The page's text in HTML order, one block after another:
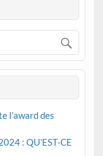
l’award des
: QU’EST-CE